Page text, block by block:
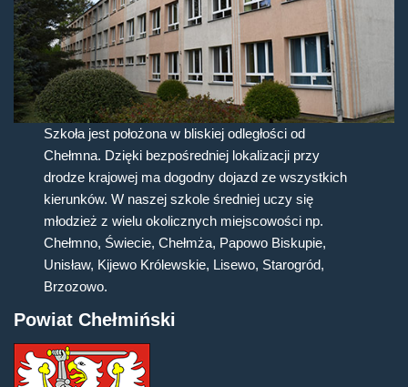
Szkoła jest położona w bliskiej odległości od
Chełmna. Dzięki bezpośredniej lokalizacji przy
drodze krajowej ma dogodny dojazd ze wszystkich
kierunków. W naszej szkole średniej uczy się
młodzież z wielu okolicznych miejscowości np.
Chełmno, Świecie, Chełmża, Papowo Biskupie,
Unisław, Kijewo Królewskie, Lisewo, Starogród,
Brzozowo.
Powiat Chełmiński